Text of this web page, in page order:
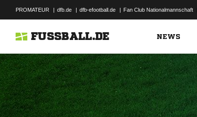
PROMATEUR | dfb.de | dfb-efootball.de | Fan Club Nationalmannschaft
FUSSBALL.DE NEWS